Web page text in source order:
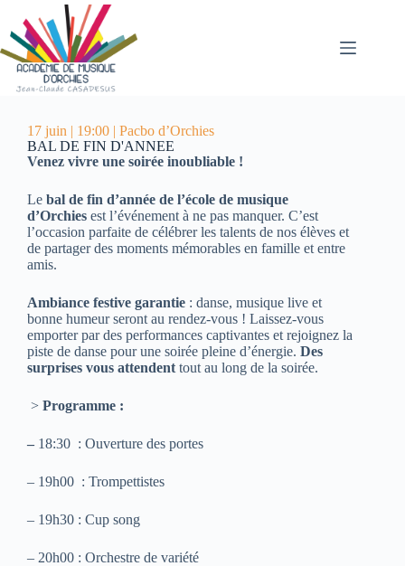
17 juin | 19:00 | Pacbo d’Orchies
BAL DE FIN D'ANNEE
Venez vivre une soirée inoubliable !
Le bal de fin d’année de l’école de musique
d’Orchies est l’événement à ne pas manquer. C’est
l’occasion parfaite de célébrer les talents de nos élèves et
de partager des moments mémorables en famille et entre
amis.
Ambiance festive garantie : danse, musique live et
bonne humeur seront au rendez-vous ! Laissez-vous
emporter par des performances captivantes et rejoignez la
piste de danse pour une soirée pleine d’énergie. Des
surprises vous attendent tout au long de la soirée.
> Programme :
– 18:30 : Ouverture des portes
– 19h00 : Trompettistes
– 19h30 : Cup song
– 20h00 : Orchestre de variété